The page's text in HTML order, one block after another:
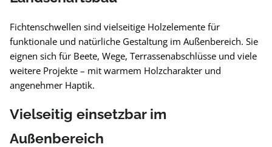
Fichtenschwellen sind vielseitige Holzelemente für
funktionale und natürliche Gestaltung im Außenbereich. Sie
eignen sich für Beete, Wege, Terrassenabschlüsse und viele
weitere Projekte – mit warmem Holzcharakter und
angenehmer Haptik.
Vielseitig einsetzbar im
Außenbereich